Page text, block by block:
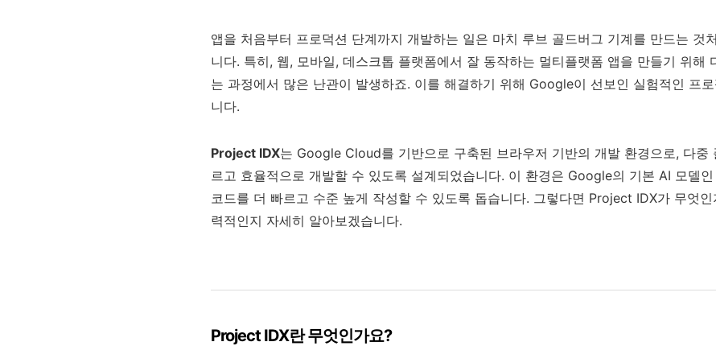
앱을 처음부터 프로덕션 단계까지 개발하는 일은 마치 루브 골드버그 기계를 만드는 것
니다. 특히, 웹, 모바일, 데스크톱 플랫폼에서 잘 동작하는 멀티플랫폼 앱을 만들기 위해
는 과정에서 많은 난관이 발생하죠. 이를 해결하기 위해 Google이 선보인 실험적인 프
니다.
Project IDX는 Google Cloud를 기반으로 구축된 브라우저 기반의 개발 환경으로, 다중
르고 효율적으로 개발할 수 있도록 설계되었습니다. 이 환경은 Google의 기본 AI 모델인
코드를 더 빠르고 수준 높게 작성할 수 있도록 돕습니다. 그렇다면 Project IDX가 무엇
력적인지 자세히 알아보겠습니다.
Project IDX란 무엇인가요?